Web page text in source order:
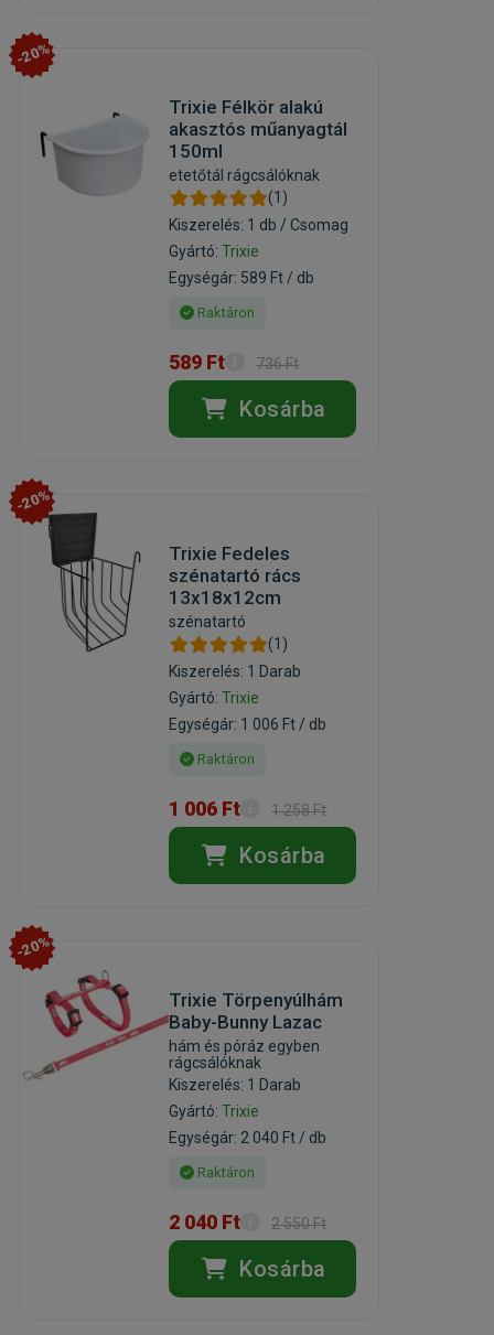
-20%
Trixie Félkör alakú
akasztós műanyagtál
150ml
etetőtál rágcsálóknak
(1)
Kiszerelés: 1 db / Csomag
Gyártó:Trixie
Egységár: 589 Ft / db
Raktáron
589 Ft 736 Ft
Kosárba
-20%
Trixie Fedeles
szénatartó rács
13x18x12cm
szénatartó
(1)
Kiszerelés: 1 Darab
Gyártó:Trixie
Egységár: 1 006 Ft / db
Raktáron
1 006 Ft 1 258 Ft
Kosárba
-20%
Trixie Törpenyúlhám
Baby-Bunny Lazac
hám és póráz egyben
rágcsálóknak
Kiszerelés: 1 Darab
Gyártó:Trixie
Egységár: 2 040 Ft / db
Raktáron
2 040 Ft 2 550 Ft
Kosárba